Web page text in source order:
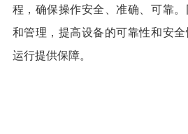
程，确保操作安全、准确、可靠
和管理，提高设备的可靠性和安
运行提供保障。